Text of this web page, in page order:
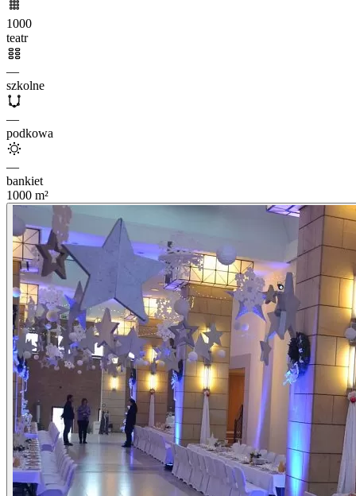
1000
teatr
—
szkolne
—
podkowa
—
bankiet
1000 m²